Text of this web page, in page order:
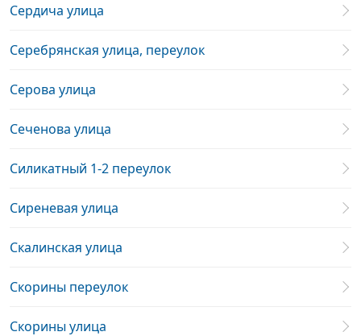
Сердича улица
Серебрянская улица, переулок
Серова улица
Сеченова улица
Силикатный 1-2 переулок
Сиреневая улица
Скалинская улица
Скорины переулок
Скорины улица